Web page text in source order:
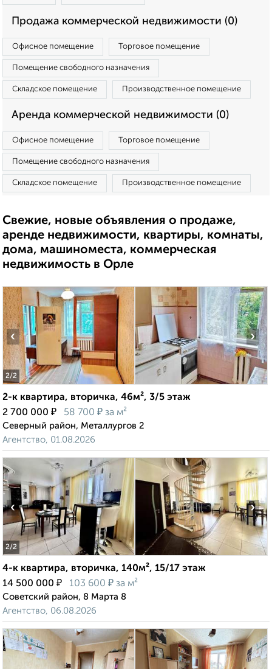
Продажа коммерческой недвижимости (0)
Офисное помещение Торговое помещение
Помещение свободного назначения
Складское помещение Производственное помещение
Аренда коммерческой недвижимости (0)
Офисное помещение Торговое помещение
Помещение свободного назначения
Складское помещение Производственное помещение
Свежие, новые объявления о продаже,
аренде недвижимости, квартиры, комнаты,
дома, машиноместа, коммерческая
недвижимость в Орле
2/2
‹ ›
2-к квартира, вторичка, 46м², 3/5 этаж
2 700 000 ₽ 58 700 ₽ за м²
Северный район, Металлургов 2
Агентство, 01.08.2026
2/2
‹ ›
4-к квартира, вторичка, 140м², 15/17 этаж
14 500 000 ₽ 103 600 ₽ за м²
Советский район, 8 Марта 8
Агентство, 06.08.2026